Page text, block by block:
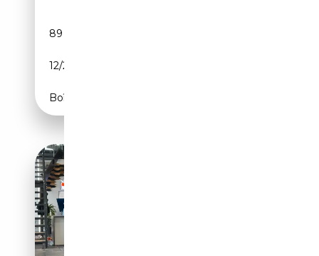
89 507 km
12/2021
Boîte automatique